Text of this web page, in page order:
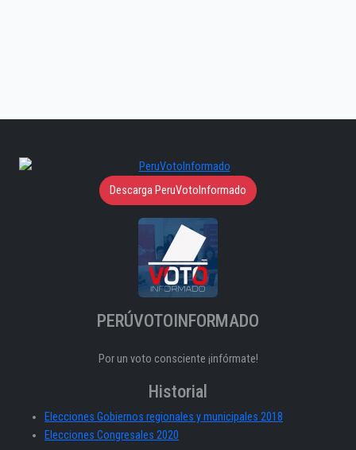
Descarga PeruVotoInformado
PERÚVOTOINFORMADO
Por un voto consciente ¡infórmate!
Historial
Elecciones Gobiernos regionales y municipales 2018
Elecciones Congresales 2020